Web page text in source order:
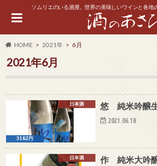
ソムリエのいる酒屋。世界の美味しいワインと各地
HOME 2021年 6月
2021年6月
日本酒
3182円
悠 純米吟醸
2021.06.18
日本酒 作 純米大吟